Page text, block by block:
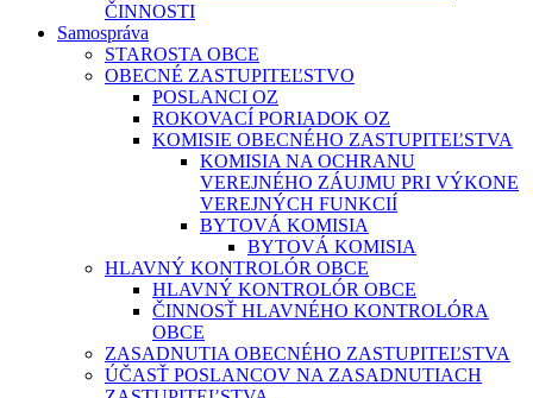
ČINNOSTI
Samospráva
STAROSTA OBCE
OBECNÉ ZASTUPITEĽSTVO
POSLANCI OZ
ROKOVACÍ PORIADOK OZ
KOMISIE OBECNÉHO ZASTUPITEĽSTVA
KOMISIA NA OCHRANU
VEREJNÉHO ZÁUJMU PRI VÝKONE
VEREJNÝCH FUNKCIÍ
BYTOVÁ KOMISIA
BYTOVÁ KOMISIA
HLAVNÝ KONTROLÓR OBCE
HLAVNÝ KONTROLÓR OBCE
ČINNOSŤ HLAVNÉHO KONTROLÓRA
OBCE
ZASADNUTIA OBECNÉHO ZASTUPITEĽSTVA
ÚČASŤ POSLANCOV NA ZASADNUTIACH